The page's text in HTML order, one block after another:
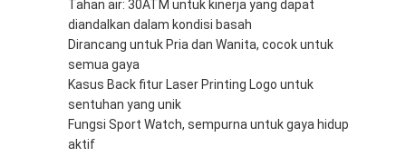
Jam tangan dengan tali silikon
Lady Kuarsa Jam
Pria Kuarsa Watch
Jam tangan quartz ringan
Tahan air: 30ATM untuk kinerja yang dapat
diandalkan dalam kondisi basah
Dirancang untuk Pria dan Wanita, cocok untuk
semua gaya
Kasus Back fitur Laser Printing Logo untuk
sentuhan yang unik
Fungsi Sport Watch, sempurna untuk gaya hidup
aktif